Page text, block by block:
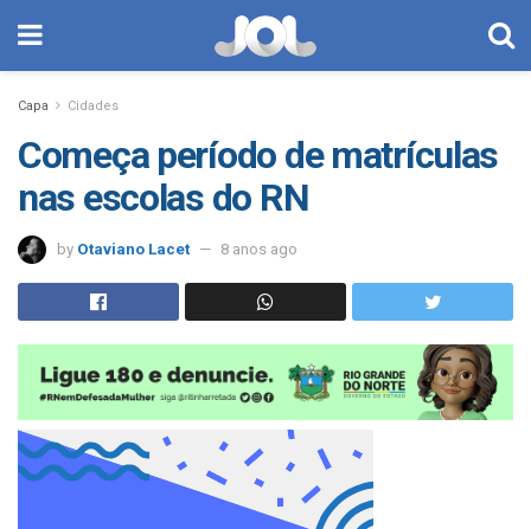
Capa Cidades
Começa período de matrículas
nas escolas do RN
by Otaviano Lacet 8 anos ago